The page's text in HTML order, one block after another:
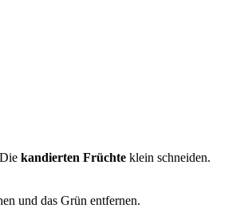
kandierten Früchte klein schneiden.
und das Grün entfernen.